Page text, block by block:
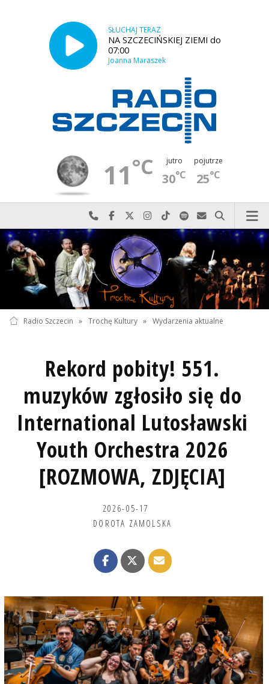
SŁUCHAJ TERAZ
NA SZCZECIŃSKIEJ ZIEMI do
07:00
Joanna Maraszek
11°C jutro
30°C
pojutrze
25°C
Najlepiej po prostu do nas zadzwoń
Odwiedź nas na Facebook-u
Odwiedź nas na X
Odwiedź nas na Instagram-ie
Odwiedź nas na TikTok-u
Szukaj nas na Spotify
Wyślij do nas
Szukaj
Radio Szczecin » Trochę Kultury » Wydarzenia aktualne
Rekord pobity! 551.
muzyków zgłosiło się do
International Lutosławski
Youth Orchestra 2026
[ROZMOWA, ZDJĘCIA]
2026-05-17
DOROTA ZAMOLSKA